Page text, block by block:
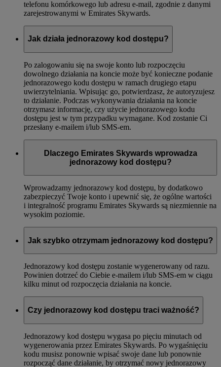
telefonu komórkowego lub adresu e-mail, zgodnie z danymi
zarejestrowanymi w Emirates Skywards.
Jak działa jednorazowy kod dostępu?
Po zalogowaniu się na swoje konto lub rozpoczęciu
dowolnego działania na koncie może być konieczne podanie
jednorazowego kodu dostępu w ramach drugiego etapu
uwierzytelniania. Wpisując go, potwierdzasz, że autoryzujesz
to działanie. Podczas wykonywania działania na koncie
otrzymasz informację, czy użycie jednorazowego kodu
dostępu jest w tym przypadku wymagane. Kod zostanie Ci
przesłany e-mailem i/lub SMS-em.
Dlaczego Emirates Skywards wprowadza
jednorazowy kod dostępu?
Wprowadzamy jednorazowy kod dostępu, by dodatkowo
zabezpieczyć Twoje konto i upewnić się, że ogólne wartości
i integralność programu Emirates Skywards są niezmiennie na
wysokim poziomie.
Jak szybko otrzymam jednorazowy kod dostępu?
Jednorazowy kod dostępu zostanie wygenerowany od razu.
Powinien dotrzeć do Ciebie e-mailem i/lub SMS-em w ciągu
kilku minut od rozpoczęcia działania na koncie.
Czy jednorazowy kod dostępu traci ważność?
Jednorazowy kod dostępu wygasa po pięciu minutach od
wygenerowania przez Emirates Skywards. Po wygaśnięciu
kodu musisz ponownie wpisać swoje dane lub ponownie
rozpocząć dane działanie, by otrzymać nowy jednorazowy